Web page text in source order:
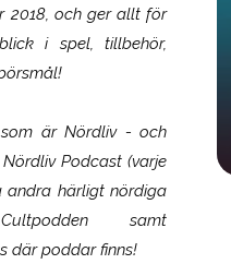
2018, och ger allt för
i spel, tillbehör,
som ärNördliv- och
Podcast (varje
andra härligt nördiga
samt
där poddar finns!